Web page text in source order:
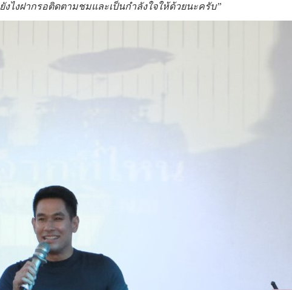
ยังไงฝากรอติดตามชมและเป็นกำลังใจให้ด้วยนะครับ”